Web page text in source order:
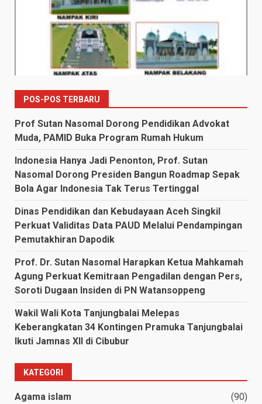
POS-POS TERBARU
Prof Sutan Nasomal Dorong Pendidikan Advokat
Muda, PAMID Buka Program Rumah Hukum
Indonesia Hanya Jadi Penonton, Prof. Sutan
Nasomal Dorong Presiden Bangun Roadmap Sepak
Bola Agar Indonesia Tak Terus Tertinggal
Dinas Pendidikan dan Kebudayaan Aceh Singkil
Perkuat Validitas Data PAUD Melalui Pendampingan
Pemutakhiran Dapodik
Prof. Dr. Sutan Nasomal Harapkan Ketua Mahkamah
Agung Perkuat Kemitraan Pengadilan dengan Pers,
Soroti Dugaan Insiden di PN Watansoppeng
Wakil Wali Kota Tanjungbalai Melepas
Keberangkatan 34 Kontingen Pramuka Tanjungbalai
Ikuti Jamnas XII di Cibubur
KATEGORI
Agama islam (90)